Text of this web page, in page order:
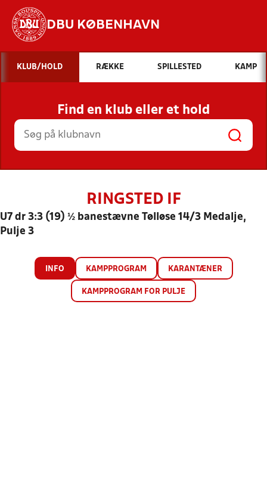
DBU KØBENHAVN
Hvad vil du søge efter?
INDHOLD OG NYHEDER
STILLINGER, RESULTATER, KLUBBER OG
HOLD
KLUB/HOLD RÆKKE SPILLESTED KAMP
Find en klub eller et hold
RINGSTED IF
U7 dr 3:3 (19) ½ banestævne Tølløse 14/3 Medalje,
Pulje 3
INFO KAMPPROGRAM KARANTÆNER
KAMPPROGRAM FOR PULJE